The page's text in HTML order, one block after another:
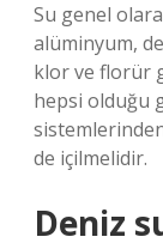
Su genel
alüminyum,
klor ve florür
hepsi olduğu
de içilmelidir.
Deniz